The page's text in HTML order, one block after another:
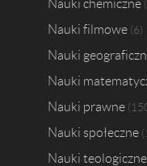
Nauki chemiczne
Nauki filmowe 6
Nauki
Nauki
Nauki prawne
Nauki społeczne
Nauki teologiczne